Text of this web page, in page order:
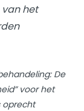
van het
De
voor het
oprecht